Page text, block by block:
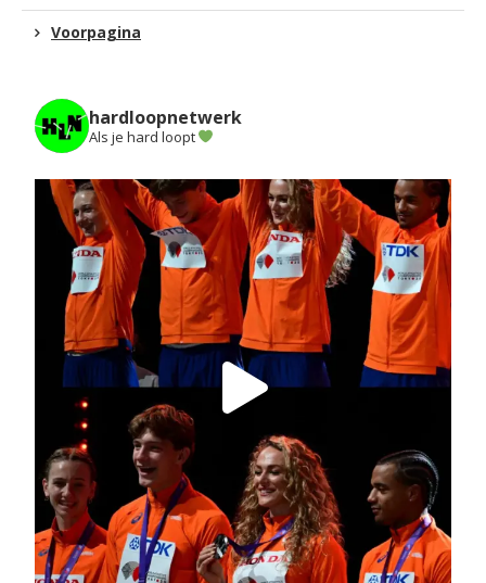
Voorpagina
hardloopnetwerk
Als je hard loopt